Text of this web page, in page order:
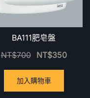
BA111肥皂盤
NT$700 NT$350
加入購物車